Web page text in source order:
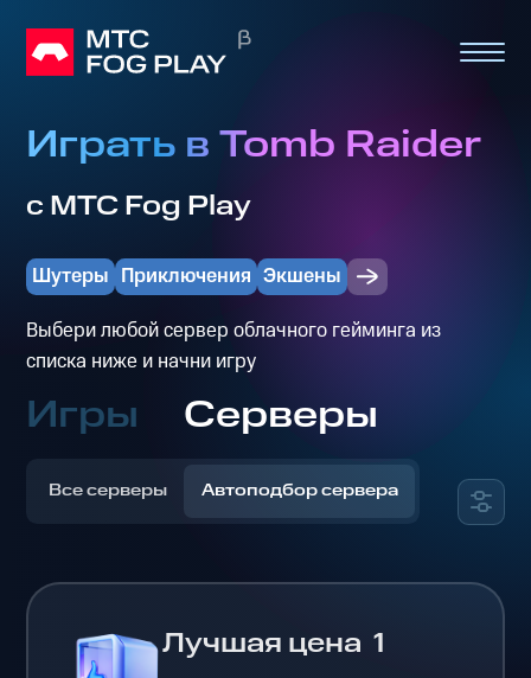
Играть в Tomb Raider
с МТС Fog Play
Шутеры Приключения Экшены
Выбери любой сервер облачного гейминга из
списка ниже и начни игру
Игры Серверы
Все серверы Автоподбор сервера
Лучшая цена 1